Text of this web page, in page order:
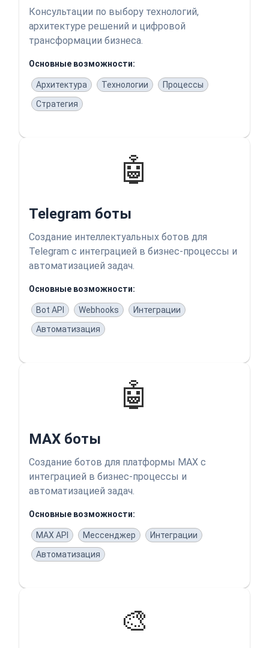
Консультации по выбору технологий,
архитектуре решений и цифровой
трансформации бизнеса.
Основные возможности:
Архитектура Технологии
Процессы
Стратегия
🤖
Telegram боты
Создание интеллектуальных ботов для
Telegram с интеграцией в бизнес-процессы и
автоматизацией задач.
Основные возможности:
Bot API Webhooks
Интеграции
Автоматизация
🤖
MAX боты
Создание ботов для платформы MAX с
интеграцией в бизнес-процессы и
автоматизацией задач.
Основные возможности:
MAX API Мессенджер
Интеграции
Автоматизация
🎨